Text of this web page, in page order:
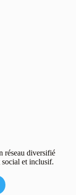
réseau diversifié
social et inclusif.